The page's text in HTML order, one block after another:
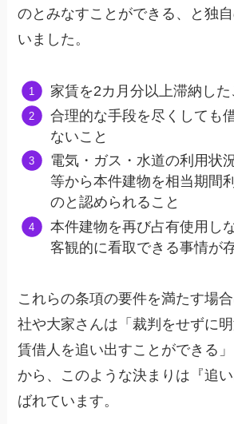
のとみなすことができる、と独
いました。
家賃を2カ月分以上滞納した
合理的な手段を尽くしても
ないこと
電気・ガス・水道の利用状
等から本件建物を相当期間
のと認められること
本件建物を再び占有使用し
客観的に看取できる事情が
これらの条項の要件を満たす場
社や大家さんは「裁判をせずに
賃借人を追い出すことができる
から、このような決まりは『追
ばれています。